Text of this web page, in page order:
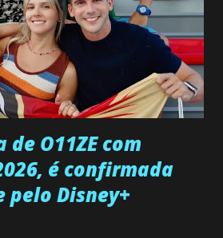
infidelidade de Gabriel com Joana.
de todas as suspeitas pelo
apontando que ele poderia
de Gabriel. Artur informa a Gabriel
por engano outra paciente, que está
O11ZE com
é confirmada
Disney+